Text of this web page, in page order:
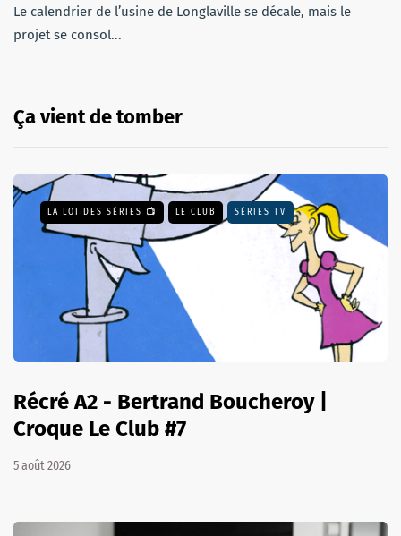
Le calendrier de l’usine de Longlaville se décale, mais le
projet se consol...
Ça vient de tomber
LA LOI DES SÉRIES 📺 LE CLUB SÉRIES TV
Récré A2 - Bertrand Boucheroy |
Croque Le Club #7
5 août 2026